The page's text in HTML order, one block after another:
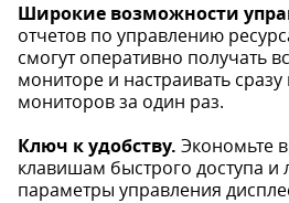
Широкие возможности
отчетов по управлению
смогут оперативно получать
мониторе и настраивать сразу
мониторов за один раз.
Ключ к удобству. Экономьте
клавишам быстрого доступа и
параметры управления